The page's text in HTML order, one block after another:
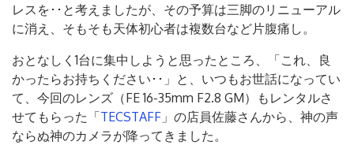
レスを･･と考えましたが、その予算は三脚のリニューアル
に消え、そもそも天体初心者は複数台など片腹痛し。
おとなしく1台に集中しようと思ったところ、「これ、良
かったらお持ちください･･」と、いつもお世話になってい
て、今回のレンズ（FE 16-35mm F2.8 GM）もレンタルさ
せてもらった「TECSTAFF 」の店員佐藤さんから、神の声
ならぬ神のカメラが降ってきました。